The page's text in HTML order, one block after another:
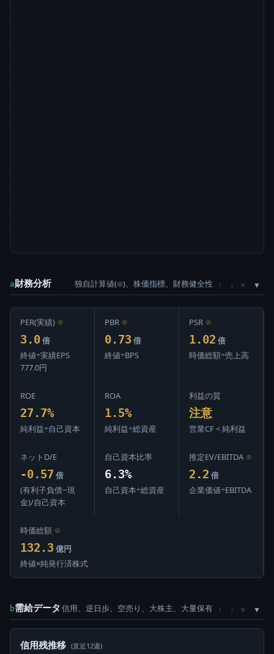
a財務分析 独自計算値(⊙)、株価指標、財務健全性 ↑ ↓ ×
PER(実績) ⊙
3.0 倍
終値÷実績EPS
777.0円
PBR ⊙
0.73 倍
終値÷BPS
PSR ⊙
1.02 倍
時価総額÷売上高
ROE
27.7%
純利益÷自己資本
ROA
1.5%
純利益÷総資産
利益の質
注意
営業CF < 純利益
ネットD/E
-0.57 倍
(有利子負債−現
金)/自己資本
自己資本比率
6.3%
自己資本÷総資産
推定EV/EBITDA ⊙
2.2 倍
企業価値÷EBITDA
時価総額 ⊙
132.3 億円
終値×純発行済株式
b需給データ 信用、逆日歩、空売り、大株主、大量保有 ↑ ↓ ×
信用残推移 (直近12週)